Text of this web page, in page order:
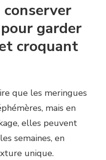
garder
croquant
que les meringues
mais en
elles peuvent
semaines, en
unique.